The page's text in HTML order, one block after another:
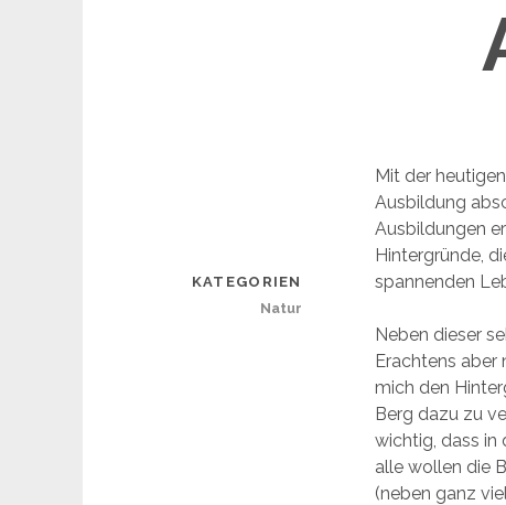
Mit der
Ausbildung
Ausbildungen
Hintergründe,
spannenden
Neben dieser
Erachtens aber
mich den
Berg dazu zu
wichtig, dass in
alle wollen die
(neben ganz
KATEGORIEN
Natur